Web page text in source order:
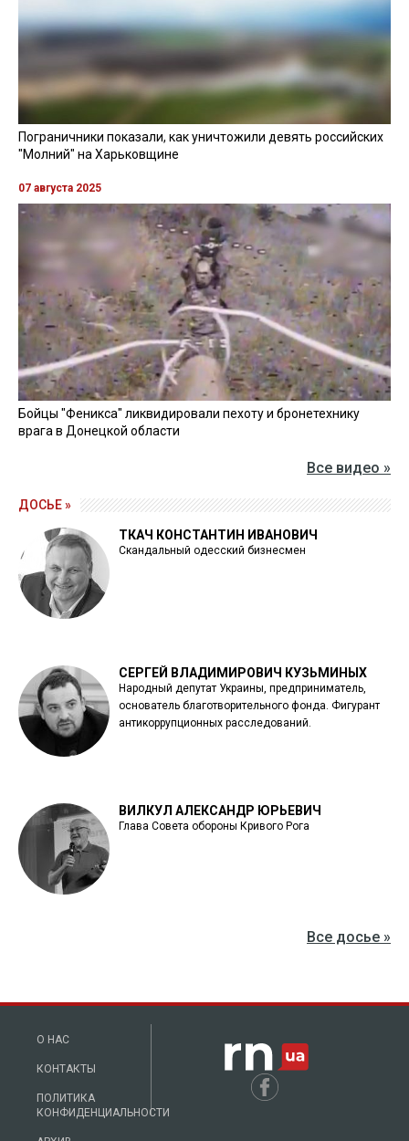
Пограничники показали, как уничтожили девять российских
"Молний" на Харьковщине
07 августа 2025
Бойцы "Феникса" ликвидировали пехоту и бронетехнику
врага в Донецкой области
Все видео »
ДОСЬЕ »
ТКАЧ КОНСТАНТИН ИВАНОВИЧ
Скандальный одесский бизнесмен
СЕРГЕЙ ВЛАДИМИРОВИЧ КУЗЬМИНЫХ
Народный депутат Украины, предприниматель,
основатель благотворительного фонда. Фигурант
антикоррупционных расследований.
ВИЛКУЛ АЛЕКСАНДР ЮРЬЕВИЧ
Глава Совета обороны Кривого Рога
Все досье »
О НАС
КОНТАКТЫ
ПОЛИТИКА
КОНФИДЕНЦИАЛЬНОСТИ